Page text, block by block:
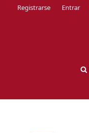
Registrarse Entrar